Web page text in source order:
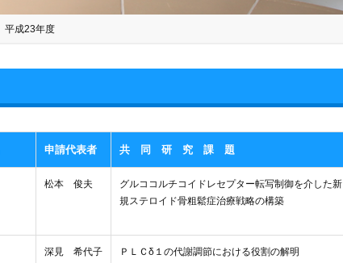
平成23年度
申請代表者 共 同 研 究 課 題
松本 俊夫
グルココルチコイドレセプター転写制御を介した新
規ステロイド骨粗鬆症治療戦略の構築
深見 希代子 ＰＬＣδ１の代謝調節における役割の解明